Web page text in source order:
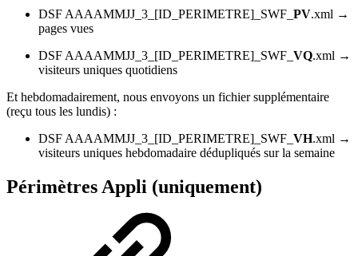
DSF AAAAMMJJ_3_[ID_PERIMETRE]_SWF_ PV.xml →
pages vues
DSF AAAAMMJJ_3_[ID_PERIMETRE]_SWF_ VQ.xml →
visiteurs uniques quotidiens
Et hebdomadairement, nous envoyons un fichier supplémentaire
(reçu tous les lundis) :
DSF AAAAMMJJ_3_[ID_PERIMETRE]_SWF_ VH.xml →
visiteurs uniques hebdomadaire dédupliqués sur la semaine
Périmètres Appli (uniquement)